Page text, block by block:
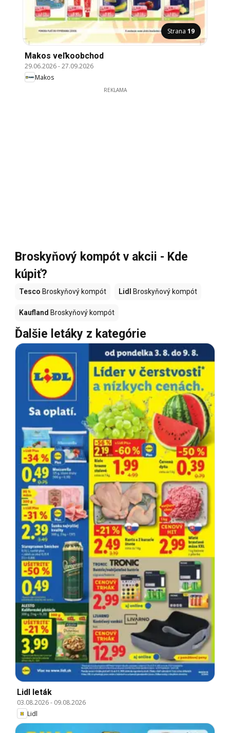
Strana 19
Makos veľkoobchod
29.06.2026-27.09.2026
Makos
REKLAMA
Broskyňový kompót v akcii - Kde
kúpiť?
Tesco Broskyňový kompót Lidl Broskyňový kompót
Kaufland Broskyňový kompót
Ďalšie letáky z kategórie
Lidl leták
03.08.2026- 09.08.2026
Lidl